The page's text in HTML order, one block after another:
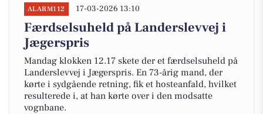
ALARM112 17-03-2026 13:10
Færdselsuheld på Landerslevvej i
Jægerspris
Mandag klokken 12.17 skete der et færdselsuheld på
Landerslevvej i Jægerspris. En 73-årig mand, der
kørte i sydgående retning, fik et hosteanfald, hvilket
resulterede i, at han kørte over i den modsatte
vognbane.